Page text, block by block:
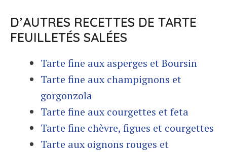
D’AUTRES RECETTES DE TARTE
FEUILLETÉS SALÉES
Tarte fine aux asperges et Boursin
Tarte fine aux champignons et
gorgonzola
Tarte fine aux courgettes et feta
Tarte fine chèvre, figues et courgettes
Tarte aux oignons rouges et